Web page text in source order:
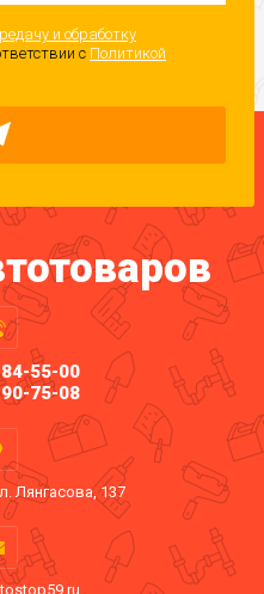
и обработку
с Политикой
55-00
75-08
Лянгасова, 137